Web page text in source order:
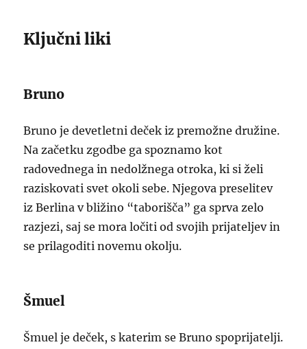
Ključni liki
Bruno
Bruno je devetletni deček iz premožne družine.
Na začetku zgodbe ga spoznamo kot
radovednega in nedolžnega otroka, ki si želi
raziskovati svet okoli sebe. Njegova preselitev
iz Berlina v bližino “taborišča” ga sprva zelo
razjezi, saj se mora ločiti od svojih prijateljev in
se prilagoditi novemu okolju.
Šmuel
Šmuel je deček, s katerim se Bruno spoprijatelji.